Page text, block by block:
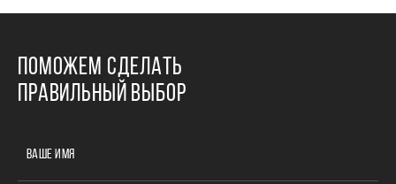
ПОМОЖЕМ СДЕЛАТЬ
ПРАВИЛЬНЫЙ ВЫБОР
ВАШЕ ИМЯ